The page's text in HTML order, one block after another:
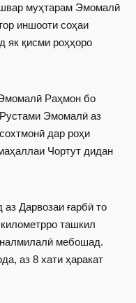
муҳтарам Эмомалӣ
иншооти соҳаи
як қисми роҳҳоро
Раҳмон бо
Эмомалӣ аз
дар роҳи
Чортут дидан
Дарвозаи ғарбӣ то
ташкил
мебошад.
аз 8 хати ҳаракат